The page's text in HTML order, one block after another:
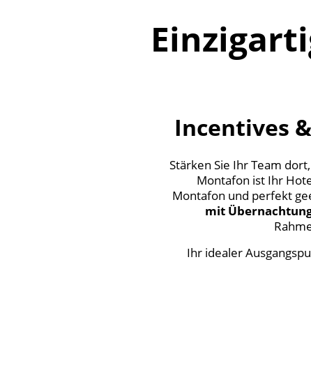
Incentives
Stärken Sie Ihr Team
Montafon ist Ihr
Montafon und perfekt
mit
Ihr idealer